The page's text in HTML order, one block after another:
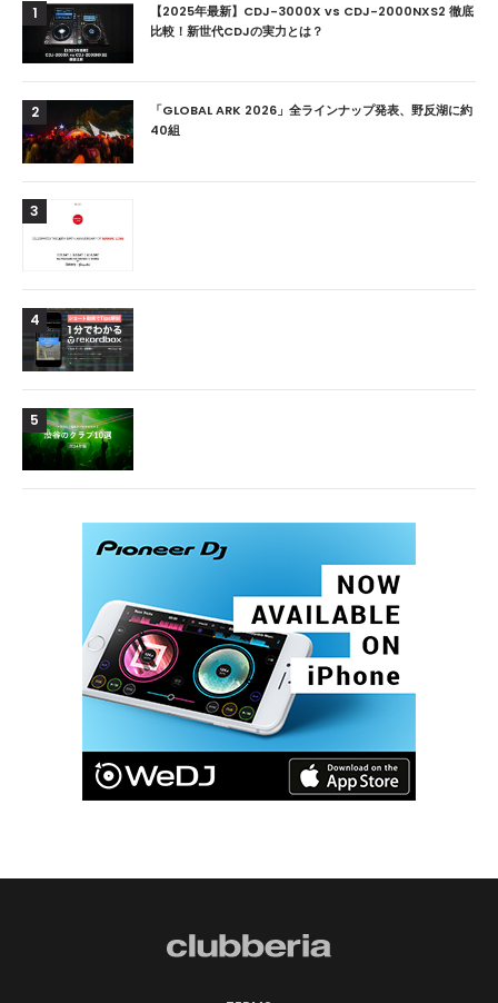
1
【2025年最新】CDJ-3000X vs CDJ-2000NXS2 徹底
比較！新世代CDJの実力とは？
2
「GLOBAL ARK 2026」全ラインナップ発表、野反湖に約
40組
3
4
5